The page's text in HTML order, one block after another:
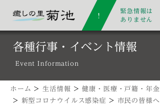
緊急情報は
ありません
各種行事・イベント情報
Event Information
ホーム >生活情報 >健康・医療・戸籍・年金
> 新型コロナウイルス感染症 > 市民の皆様へ